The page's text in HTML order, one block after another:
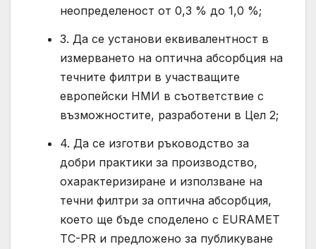
неопределеност от 0,3 % до 1,0 %;
3. Да се установи еквивалентност в
измерването на оптична абсорбция на
течните филтри в участващите
европейски НМИ в съответствие с
възможностите, разработени в Цел 2;
4. Да се изготви ръководство за
добри практики за производство,
охарактеризиране и използване на
течни филтри за оптична абсорбция,
което ще бъде споделено с EURAMET
TC-PR и предложено за публикуване